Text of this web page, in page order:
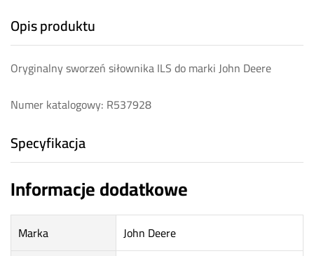
Opis produktu
Oryginalny sworzeń siłownika ILS do marki John Deere
Numer katalogowy: R537928
Specyfikacja
Informacje dodatkowe
Marka
John Deere